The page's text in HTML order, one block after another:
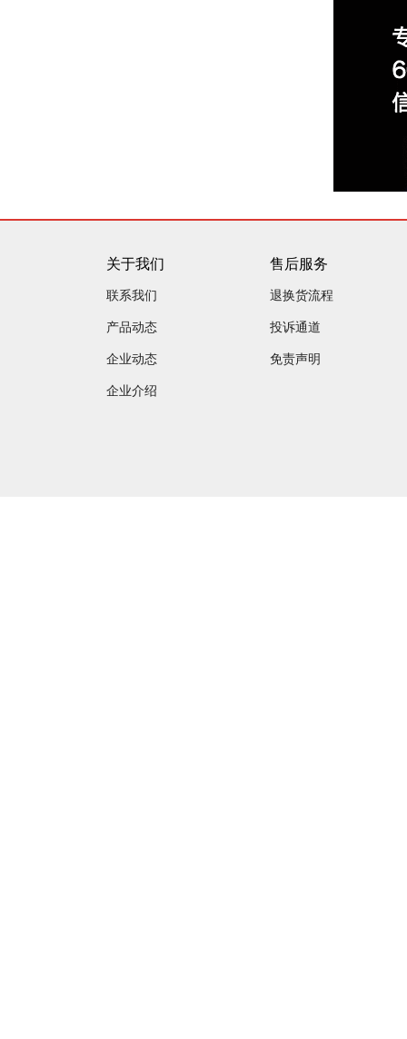
关于我们
联系我们
产品动态
企业动态
企业介绍
售后服务
退换货流程
投诉通道
免责声明